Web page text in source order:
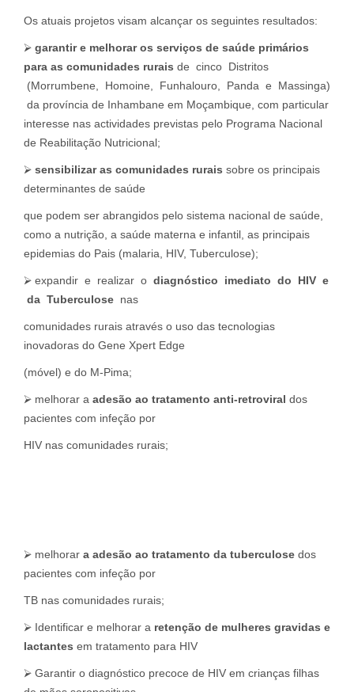
Os atuais projetos visam alcançar os seguintes resultados:
⮚ garantir e melhorar os serviços de saúde primários
para as comunidades rurais de cinco Distritos
(Morrumbene, Homoine, Funhalouro, Panda e Massinga)
da província de Inhambane em Moçambique, com particular
interesse nas actividades previstas pelo Programa Nacional
de Reabilitação Nutricional;
⮚ sensibilizar as comunidades rurais sobre os principais
determinantes de saúde
que podem ser abrangidos pelo sistema nacional de saúde,
como a nutrição, a saúde materna e infantil, as principais
epidemias do Pais (malaria, HIV, Tuberculose);
⮚ expandir e realizar o diagnóstico imediato do HIV e
da Tuberculose nas
comunidades rurais através o uso das tecnologias
inovadoras do Gene Xpert Edge
(móvel) e do M-Pima;
⮚ melhorar a adesão ao tratamento anti-retroviral dos
pacientes com infeção por
HIV nas comunidades rurais;
⮚ melhorar a adesão ao tratamento da tuberculose dos
pacientes com infeção por
TB nas comunidades rurais;
⮚ Identificar e melhorar a retenção de mulheres gravidas e
lactantes em tratamento para HIV
⮚ Garantir o diagnóstico precoce de HIV em crianças filhas